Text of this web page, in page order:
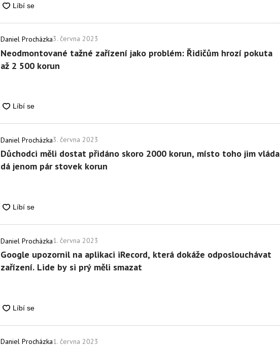
Daniel Procházka3. června 2023
Neodmontované tažné zařízení jako problém: Řidičům hrozí pokuta
až 2 500 korun
Daniel Procházka3. června 2023
Důchodci měli dostat přidáno skoro 2000 korun, místo toho jim vláda
dá jenom pár stovek korun
Daniel Procházka1. června 2023
Google upozornil na aplikaci iRecord, která dokáže odposlouchávat
zařízení. Lide by si prý měli smazat
Daniel Procházka1. června 2023